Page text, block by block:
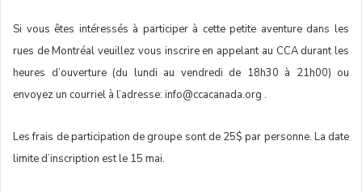
Si vous êtes intéressés à participer à cette petite aventure dans les
rues de Montréal veuillez vous inscrire en appelant au CCA durant les
heures d’ouverture (du lundi au vendredi de 18h30 à 21h00) ou
envoyez un courriel à l’adresse: info@ccacanada.org .
Les frais de participation de groupe sont de 25$ par personne. La date
limite d’inscription est le 15 mai.